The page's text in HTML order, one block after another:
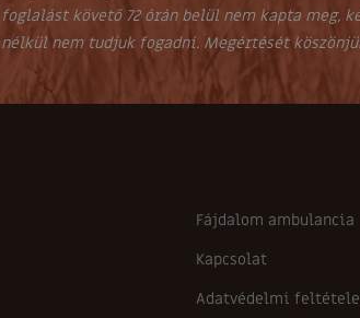
foglalást követő 72 órán belül nem kapta meg,
nélkül nem tudjuk fogadni. Megértését
Fájdalom ambulancia
Kapcsolat
Adatvédelmi